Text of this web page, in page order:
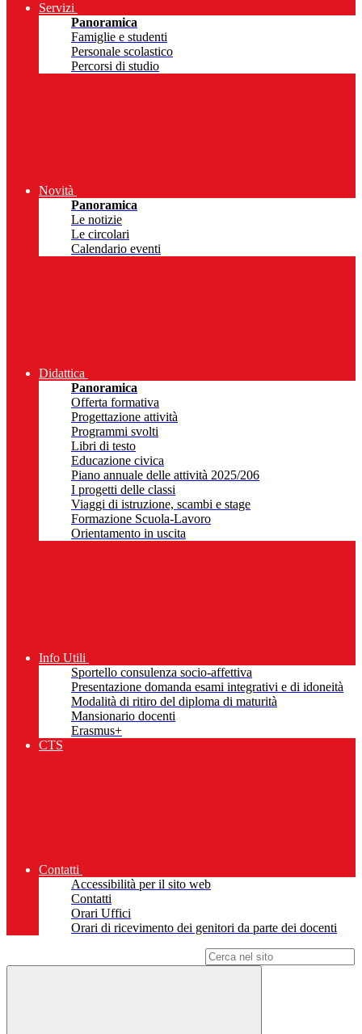
Servizi
Panoramica
Famiglie e studenti
Personale scolastico
Percorsi di studio
Novità
Panoramica
Le notizie
Le circolari
Calendario eventi
Didattica
Panoramica
Offerta formativa
Progettazione attività
Programmi svolti
Libri di testo
Educazione civica
Piano annuale delle attività 2025/206
I progetti delle classi
Viaggi di istruzione, scambi e stage
Formazione Scuola-Lavoro
Orientamento in uscita
Info Utili
Sportello consulenza socio-affettiva
Presentazione domanda esami integrativi e di idoneità
Modalità di ritiro del diploma di maturità
Mansionario docenti
Erasmus+
CTS
Contatti
Accessibilità per il sito web
Contatti
Orari Uffici
Orari di ricevimento dei genitori da parte dei docenti